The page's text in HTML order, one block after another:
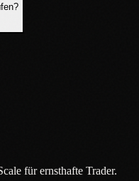
für ernsthafte Trader.